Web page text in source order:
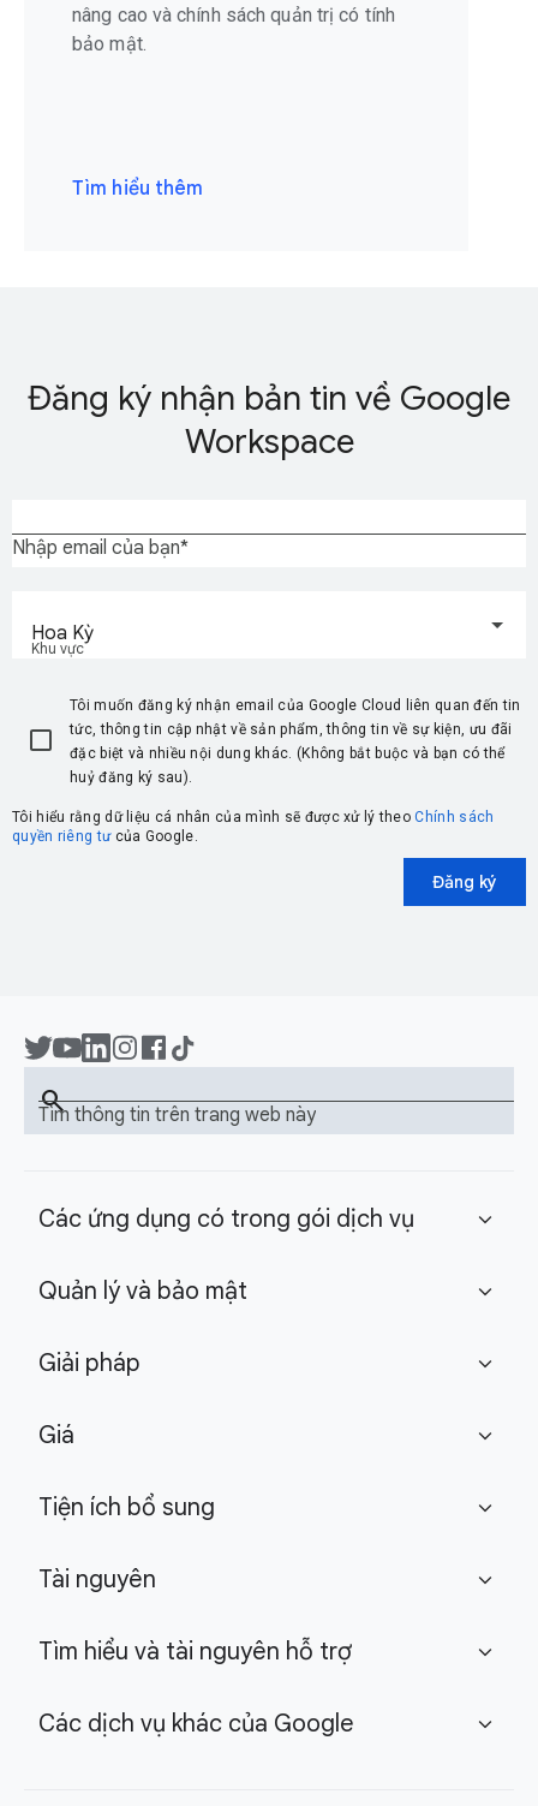
nâng cao và chính sách quản trị có tính
bảo mật.
Tìm hiểu thêm
Đăng ký nhận bản tin về Google
Workspace
Nhập email của bạn
Khu vực
Hoa Kỳ
Tôi muốn đăng ký nhận email của Google Cloud liên quan đến tin
tức, thông tin cập nhật về sản phẩm, thông tin về sự kiện, ưu đãi
đặc biệt và nhiều nội dung khác. (Không bắt buộc và bạn có thể
huỷ đăng ký sau).
Tôi hiểu rằng dữ liệu cá nhân của mình sẽ được xử lý theoChính sách
quyền riêng tưcủa Google.
Đăng ký
Tìm thông tin trên trang web này
search
Các ứng dụng có trong gói dịch vụ expand_more
Quản lý và bảo mật expand_more
Giải pháp expand_more
Giá expand_more
Tiện ích bổ sung expand_more
Tài nguyên expand_more
Tìm hiểu và tài nguyên hỗ trợ expand_more
Các dịch vụ khác của Google expand_more